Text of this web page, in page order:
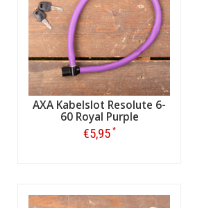
AXA Kabelslot Resolute 6-
60 Royal Purple
€5,95 *